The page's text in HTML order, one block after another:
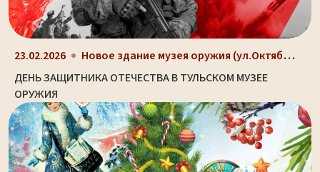
23.02.2026 Новое здание музея оружия (ул.Октябрьская, д. 2)
ДЕНЬ ЗАЩИТНИКА ОТЕЧЕСТВА В ТУЛЬСКОМ МУЗЕЕ
ОРУЖИЯ